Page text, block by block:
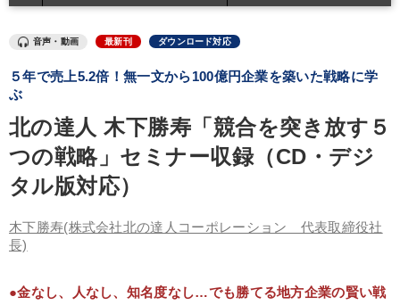
【3月】音声・映像
【最新刊】精神科医・和田秀樹の「老いない力」＋健康な社長と
業種
キーワード
音声・動画 最新刊 ダウンロード対応
５年で売上5.2倍！無一文から100億円企業を築いた戦略に学
ぶ
北の達人 木下勝寿「競合を突き放す５
つの戦略」セミナー収録（CD・デジ
タル版対応）
木下勝寿(株式会社北の達人コーポレーション 代表取締役社
長)
●金なし、人なし、知名度なし…でも勝てる地方企業の賢い戦